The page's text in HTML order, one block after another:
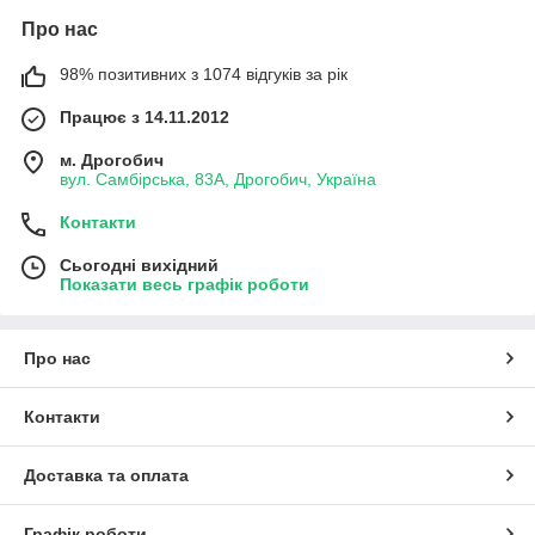
Про нас
98% позитивних з 1074 відгуків за рік
Працює з 14.11.2012
м. Дрогобич
вул. Самбірська, 83А, Дрогобич, Україна
Контакти
Сьогодні вихідний
Показати весь графік роботи
Про нас
Контакти
Доставка та оплата